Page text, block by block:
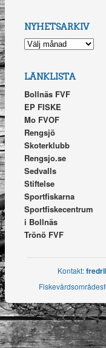
NYHETSARKIV
NYHETSARKIV
LÄNKLISTA
Bollnäs FVF
EP FISKE
Mo FVOF
Rengsjö
Skoterklubb
Rengsjo.se
Sedvalls
Stiftelse
Sportfiskarna
Sportfiskecentrum
i Bollnäs
Trönö FVF
Kontakt: